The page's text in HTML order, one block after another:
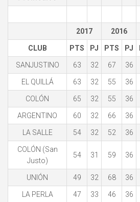
2017 2016
CLUB PTS PJ PTS PJ
SANJUSTINO 63 32 67 36
EL QUILLÁ 63 32 55 36
COLÓN 65 32 55 36
ARGENTINO 60 32 66 36
LA SALLE 54 32 52 36
COLÓN (San
Justo)
54 31 59 36
UNIÓN 49 32 68 36
LA PERLA 47 33 46 36